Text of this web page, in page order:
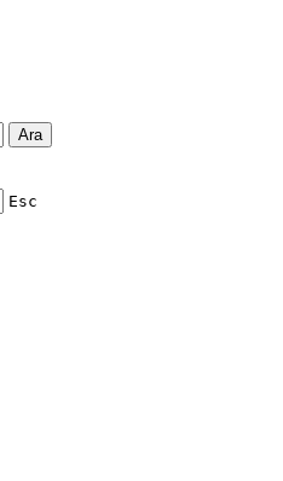
Ara
Esc